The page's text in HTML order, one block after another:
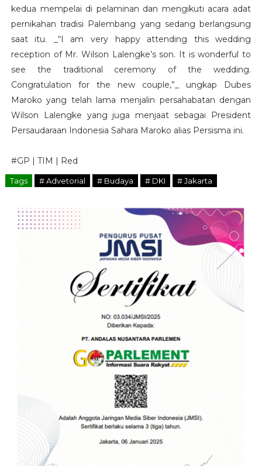
kedua mempelai di pelaminan dan mengikuti acara adat
pernikahan tradisi Palembang yang sedang berlangsung
saat itu. _“I am very happy attending this wedding
reception of Mr. Wilson Lalengke’s son. It is wonderful to
see the traditional ceremony of the wedding.
Congratulation for the new couple,”_ ungkap Dubes
Maroko yang telah lama menjalin persahabatan dengan
Wilson Lalengke yang juga menjaat sebagai President
Persaudaraan Indonesia Sahara Maroko alias Persisma ini.
#GP | TIM | Red
Tags # Advetorial # Budaya # DKI # Jakarta